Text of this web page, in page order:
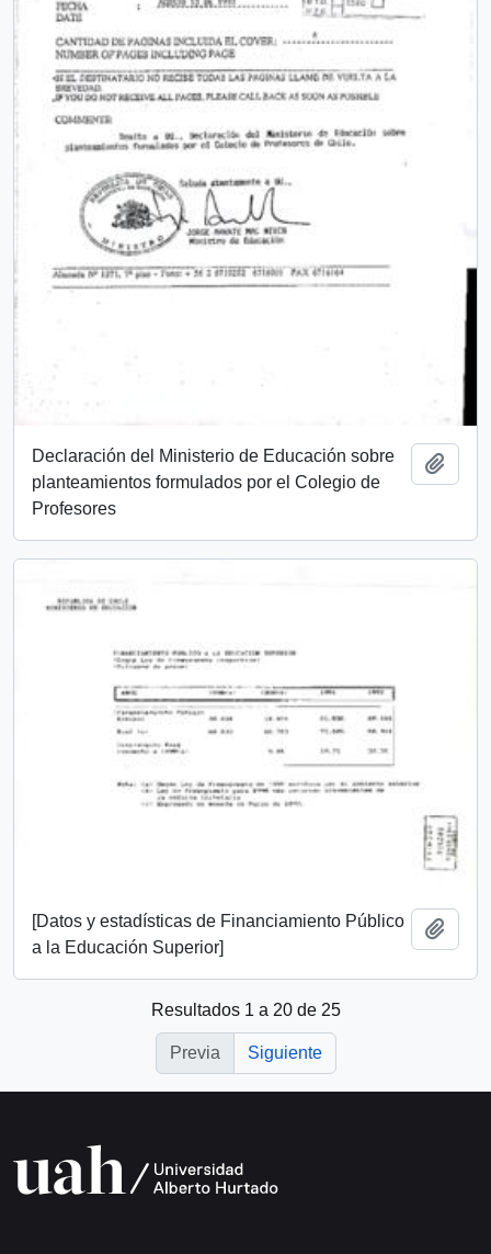
Declaración del Ministerio de Educación sobre
planteamientos formulados por el Colegio de
Profesores
[Datos y estadísticas de Financiamiento Público
a la Educación Superior]
Resultados 1 a 20 de 25
Previa Siguiente